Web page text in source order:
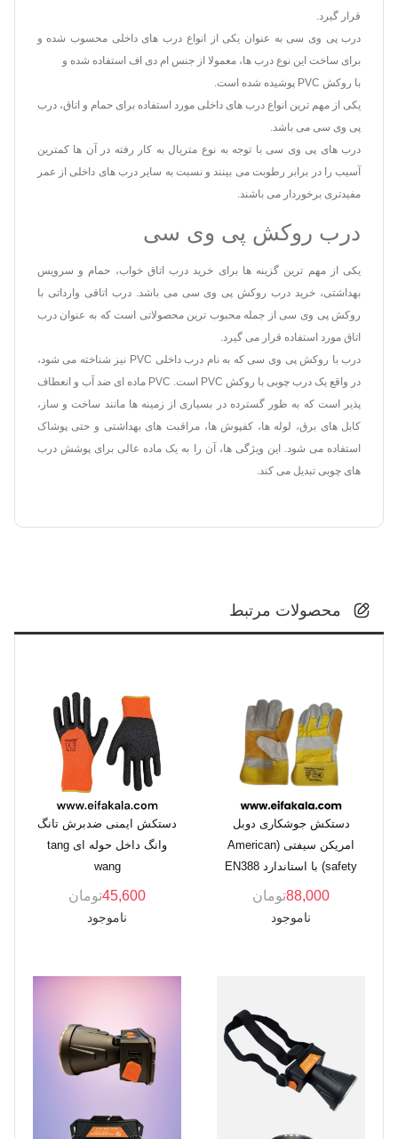
قرار گیرد.
درب پی وی سی به عنوان یکی از انواع درب های داخلی محسوب شده و
برای ساخت این نوع درب ها، معمولا از جنس ام دی اف استفاده شده و
با روکش PVC پوشیده شده است.
یکی از مهم ترین انواع درب های داخلی مورد استفاده برای حمام و اتاق، درب
پی وی سی می باشد.
درب های پی وی سی با توجه به نوع متریال به کار رفته در آن ها کمترین
آسیب را در برابر رطوبت می بینند و نسبت به سایر درب های داخلی از عمر
مفیدتری برخوردار می باشند.
درب روکش پی وی سی
یکی از مهم ترین گزینه ها برای خرید درب اتاق خواب، حمام و سرویس
بهداشتی، خرید درب روکش پی وی سی می باشد. درب اتاقی وارداتی با
روکش پی وی سی از جمله محبوب ترین محصولاتی است که به عنوان درب
اتاق مورد استفاده قرار می گیرد.
درب با روکش پی وی سی که به نام درب داخلی PVC نیز شناخته می شود،
در واقع یک درب چوبی با روکش PVC است. PVC ماده ای ضد آب و انعطاف
پذیر است که به طور گسترده در بسیاری از زمینه ها مانند ساخت و ساز،
کابل های برق، لوله ها، کفپوش ها، مراقبت های بهداشتی و حتی پوشاک
استفاده می شود. این ویژگی ها، آن را به یک ماده عالی برای پوشش درب
های چوبی تبدیل می کند.
محصولات مرتبط
دستکش جوشکاری دوبل
امریکن سیفتی (American
safety) با استاندارد EN388
88,000تومان
ناموجود
دستکش ایمنی ضدبرش تانگ
وانگ داخل حوله ای tang
wang
45,600تومان
ناموجود